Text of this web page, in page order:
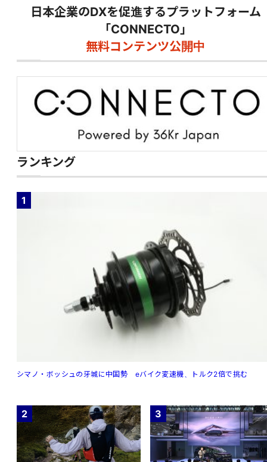
日本企業のDXを促進するプラットフォーム
「CONNECTO」
無料コンテンツ公開中
ランキング
1
シマノ・ボッシュの牙城に中国勢 eバイク変速機、トルク2倍で挑む
2 3